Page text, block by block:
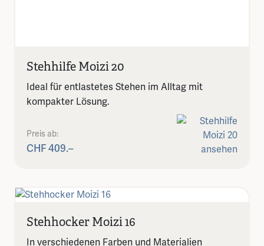
Stehhilfe Moizi 20
Ideal für entlastetes Stehen im Alltag mit
kompakter Lösung.
Preis ab:
CHF 409.–
Stehhocker Moizi 16
In verschiedenen Farben und Materialien